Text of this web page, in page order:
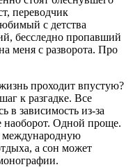
переводчик
с детства
бесследно пропавший
меня с разворота. Про
проходит впустую?
к разгадке. Все
в зависимость из-за
наоборот. Одной проще.
международную
а сон может